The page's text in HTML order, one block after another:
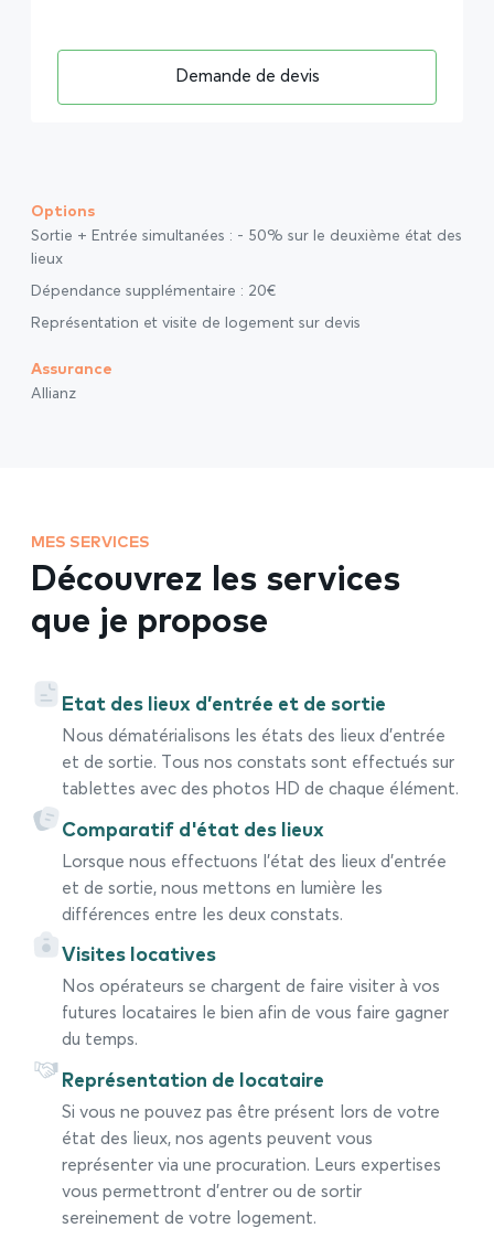
Demande de devis
Options
Sortie + Entrée simultanées : - 50% sur le deuxième état des
lieux
Dépendance supplémentaire : 20€
Représentation et visite de logement sur devis
Assurance
Allianz
MES SERVICES
Découvrez les services
que je propose
Etat des lieux d’entrée et de sortie
Nous dématérialisons les états des lieux d’entrée
et de sortie. Tous nos constats sont effectués sur
tablettes avec des photos HD de chaque élément.
Comparatif d'état des lieux
Lorsque nous effectuons l’état des lieux d’entrée
et de sortie, nous mettons en lumière les
différences entre les deux constats.
Visites locatives
Nos opérateurs se chargent de faire visiter à vos
futures locataires le bien afin de vous faire gagner
du temps.
Représentation de locataire
Si vous ne pouvez pas être présent lors de votre
état des lieux, nos agents peuvent vous
représenter via une procuration. Leurs expertises
vous permettront d’entrer ou de sortir
sereinement de votre logement.